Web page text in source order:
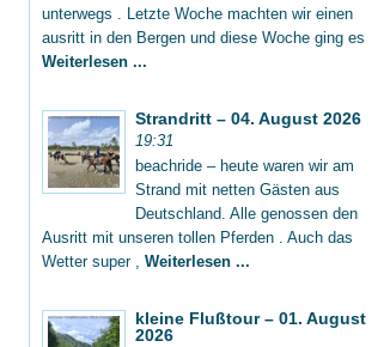
unterwegs . Letzte Woche machten wir einen
ausritt in den Bergen und diese Woche ging es
Weiterlesen ...
Strandritt – 04. August 2026
19:31
beachride – heute waren wir am
Strand mit netten Gästen aus
Deutschland. Alle genossen den
Ausritt mit unseren tollen Pferden . Auch das
Wetter super , Weiterlesen ...
kleine Flußtour – 01. August
2026